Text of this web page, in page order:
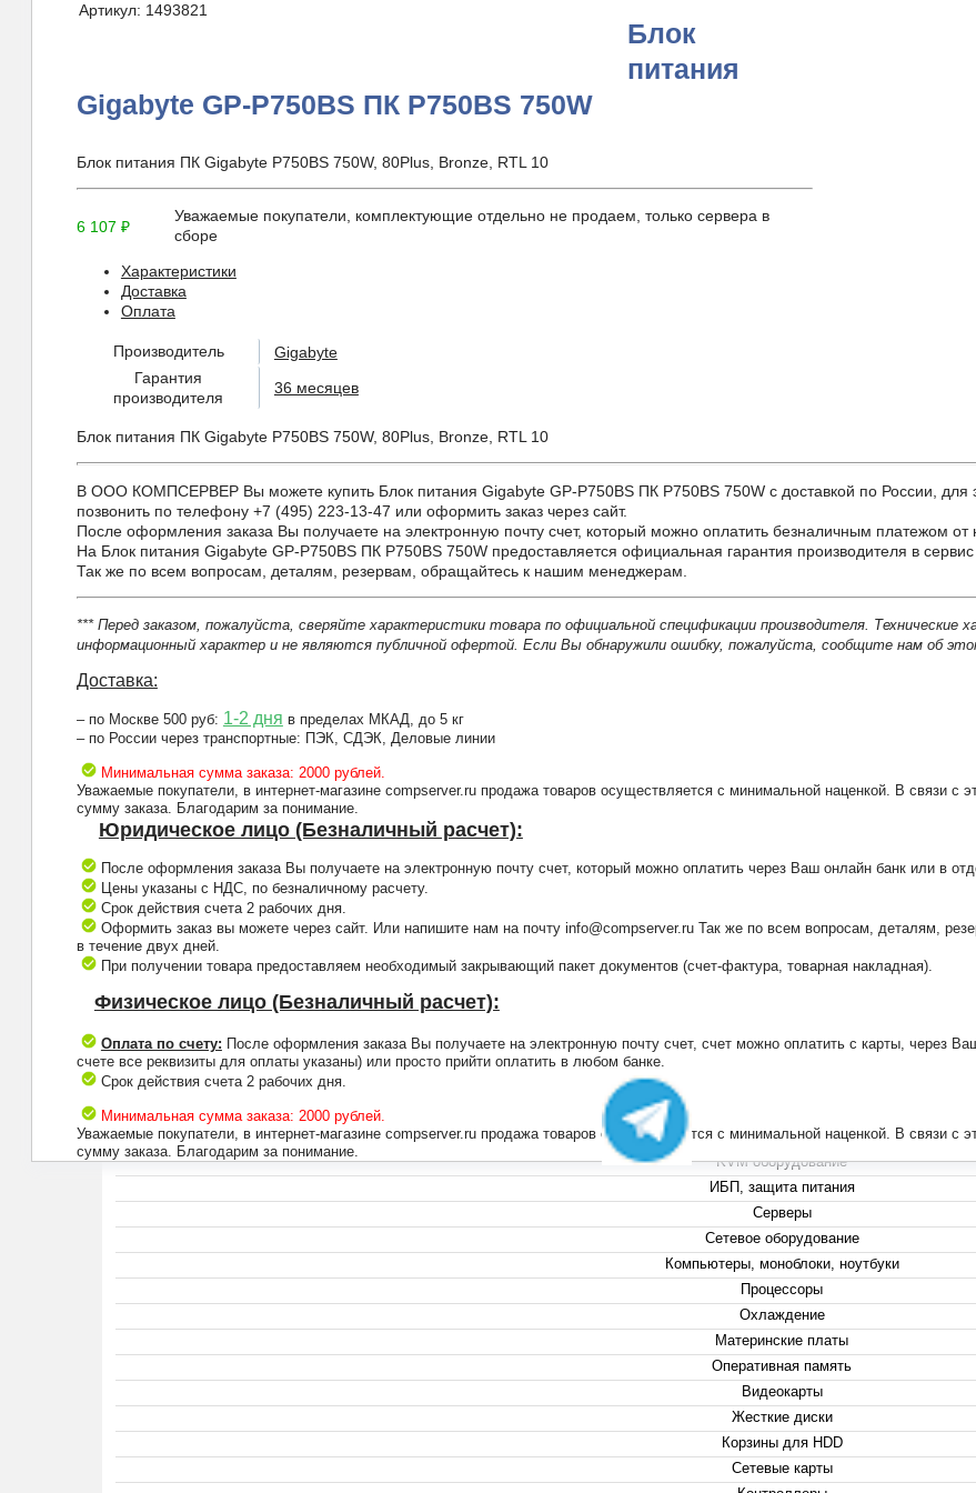
Артикул: 1493821
Блок
питания
Gigabyte GP-P750BS ПК P750BS 750W
Блок питания ПК Gigabyte P750BS 750W, 80Plus, Bronze, RTL 10
6 107 ₽
Уважаемые покупатели, комплектующие отдельно не продаем, только сервера в
сборе
Характеристики
Доставка
Оплата
Производитель
Gigabyte
Гарантия
производителя
36 месяцев
Блок питания ПК Gigabyte P750BS 750W, 80Plus, Bronze, RTL 10
В ООО КОМПСЕРВЕР Вы можете купить Блок питания Gigabyte GP-P750BS ПК P750BS 750W с доставкой по России, для
позвонить по телефону +7 (495) 223-13-47 или оформить заказ через сайт.
После оформления заказа Вы получаете на электронную почту счет, который можно оплатить безналичным платежом от
На Блок питания Gigabyte GP-P750BS ПК P750BS 750W предоставляется официальная гарантия производителя в сервис
Так же по всем вопросам, деталям, резервам, обращайтесь к нашим менеджерам.
*** Перед заказом, пожалуйста, сверяйте характеристики товара по официальной спецификации производителя.
информационный характер и не являются публичной офертой. Если Вы обнаружили ошибку, пожалуйста, сообщите нам об
Доставка:
– по Москве 500 руб: 1-2 дня в пределах МКАД, до 5 кг
– по России через транспортные: ПЭК, СДЭК, Деловые линии
Минимальная сумма заказа: 2000 рублей.
Уважаемые покупатели, в интернет-магазине compserver.ru продажа товаров осуществляется с минимальной наценкой. В связи
сумму заказа. Благодарим за понимание.
Юридическое лицо (Безналичный расчет):
После оформления заказа Вы получаете на электронную почту счет, который можно оплатить через Ваш онлайн банк или в
Цены указаны с НДС, по безналичному расчету.
Срок действия счета 2 рабочих дня.
Оформить заказ вы можете через сайт. Или напишите нам на почту info@compserver.ru Так же по всем вопросам, деталям,
в течение двух дней.
При получении товара предоставляем необходимый закрывающий пакет документов (счет-фактура, товарная накладная).
Физическое лицо (Безналичный расчет):
Оплата по счету: После оформления заказа Вы получаете на электронную почту счет, счет можно оплатить с карты, через
счете все реквизиты для оплаты указаны) или просто прийти оплатить в любом банке.
Срок действия счета 2 рабочих дня.
Минимальная сумма заказа: 2000 рублей.
Уважаемые покупатели, в интернет-магазине compserver.ru продажа товаров осуществляется с минимальной наценкой. В связи
сумму заказа. Благодарим за понимание.
+7 (495) 223-13-47
KVM оборудование
ИБП, защита питания
Серверы
Сетевое оборудование
Компьютеры, моноблоки, ноутбуки
Процессоры
Охлаждение
Материнские платы
Оперативная память
Видеокарты
Жесткие диски
Корзины для HDD
Сетевые карты